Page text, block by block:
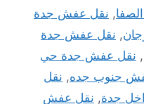
, نقل عفش جدة
, نقل عفش جدة
, نقل عفش جدة حي
جنوب جده, نقل
جدة, نقل عفش